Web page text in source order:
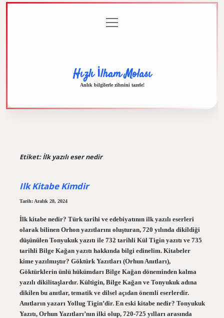
menüyü
aç
Hızlı İlham Molası
Anlık bilgilerle zihnini tazele!
Etiket:İlk yazılı eser nedir
Ilk Kitabe Kimdir
Tarih: Aralık 28, 2024
İlk kitabe nedir? Türk tarihi ve edebiyatının ilk yazılı eserleri
olarak bilinen Orhon yazıtlarını oluşturan, 720 yılında dikildiği
düşünülen Tonyukuk yazıtı ile 732 tarihli Kül Tigin yazıtı ve 735
tarihli Bilge Kağan yazıtı hakkında bilgi edinelim. Kitabeler
kime yazılmıştır? Göktürk Yazıtları (Orhun Anıtları),
Göktürklerin ünlü hükümdarı Bilge Kağan döneminden kalma
yazılı dikilitaşlardır. Kültigin, Bilge Kağan ve Tonyukuk adına
dikilen bu anıtlar, tematik ve dilsel açıdan önemli eserlerdir.
Anıtların yazarı Yollug Tigin’dir. En eski kitabe nedir? Tonyukuk
Yazıtı, Orhun Yazıtları’nın ilki olup, 720-725 yılları arasında